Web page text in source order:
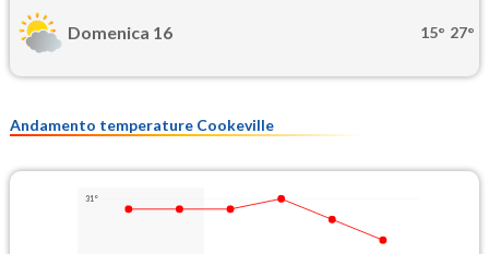
Domenica 16 15° 27°
Andamento temperature Cookeville
31°